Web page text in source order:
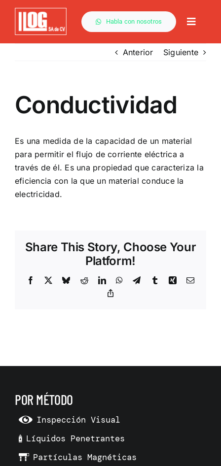
Saltar
contenido
Habla con nosotros
Toggle
Anterior Siguiente
Conductividad
Es una medida de la capacidad de un material
para permitir el flujo de corriente eléctrica a
través de él. Es una propiedad que caracteriza la
eficiencia con la que un material conduce la
electricidad.
Share This Story, Choose Your
Platform!
Facebook BlueskyRedditLinkedInWhatsApp
TelegramTumblrXing Correo
POR MÉTODO
Inspección Visual
Líquidos Penetrantes
Partículas Magnéticas